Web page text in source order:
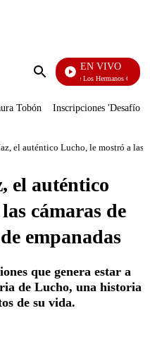
Enviar
EN VIVO
Cuentos De Los Hermanos Grimm
Tobón Inscripciones 'Desafío'
el auténtico Lucho, le mostró a las
el auténtico
cámaras de
empanadas
que genera estar a
de Lucho, una historia
de su vida.